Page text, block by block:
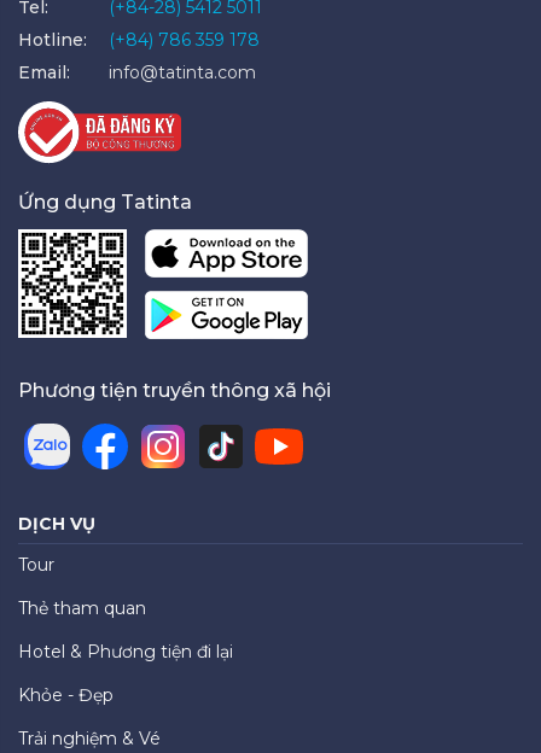
Tel:
(+84-28) 5412 5011
Hotline:
(+84) 786 359 178
Email:
info@tatinta.com
Ứng dụng Tatinta
Phương tiện truyền thông xã hội
DỊCH VỤ
Tour
Thẻ tham quan
Hotel & Phương tiện đi lại
Khỏe - Đẹp
Trải nghiệm & Vé